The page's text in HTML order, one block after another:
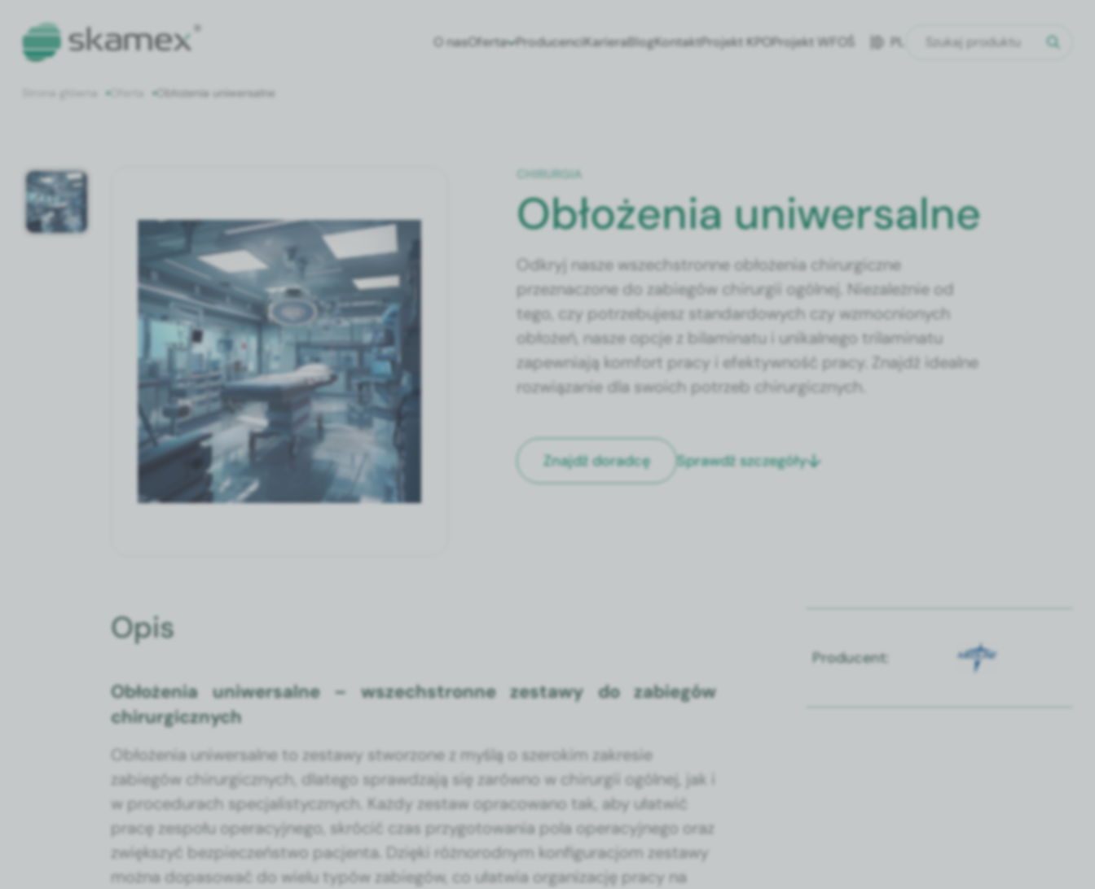
O nasOferta ProducenciKarieraBlogKontaktProjekt KPOProjekt WFOŚ PL
Oferta Obłożenia uniwersalne
CHIRURGIA
Obłożenia uniwersalne
Odkryj nasze wszechstronne obłożenia chirurgiczne
przeznaczone do zabiegów chirurgii ogólnej. Niezależnie od
tego, czy potrzebujesz standardowych czy wzmocnionych
obłożeń, nasze opcje z bilaminatu i unikalnego trilaminatu
zapewniają komfort pracy i efektywność pracy. Znajdź idealne
rozwiązanie dla swoich potrzeb chirurgicznych.
Znajdź doradcę Sprawdź szczegóły
Opis
Obłożenia uniwersalne – wszechstronne zestawy do zabiegów
chirurgicznych
Obłoże­nia uni­w­er­salne to zestawy stwor­zone z myślą o sze­rokim zakre­sie
zabiegów chirur­gicznych, dlat­ego sprawdza­ją się zarówno w chirurgii ogól­nej, jak i
w pro­ce­du­rach spec­jal­isty­cznych. Każdy zestaw opra­cow­ano tak, aby ułatwić
pracę zespołu oper­a­cyjnego, skró­cić czas przy­go­towa­nia pola oper­a­cyjnego oraz
zwięk­szyć bez­pieczeńst­wo pac­jen­ta. Dzię­ki różnorod­nym kon­fig­u­racjom zestawy
moż­na dopa­sować do wielu typów zabiegów, co ułatwia orga­ni­za­cję pra­cy na
Producent: